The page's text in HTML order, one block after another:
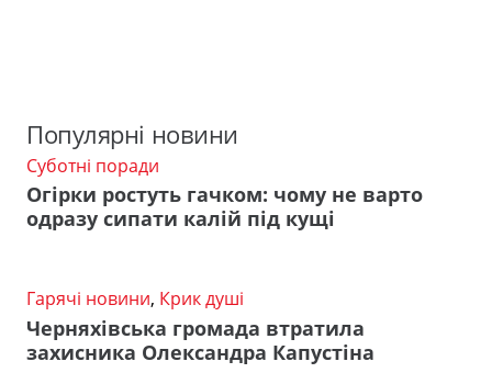
Популярні новини
Суботні поради
Огірки ростуть гачком: чому не варто
одразу сипати калій під кущі
Гарячі новини, Крик душі
Черняхівська громада втратила
захисника Олександра Капустіна